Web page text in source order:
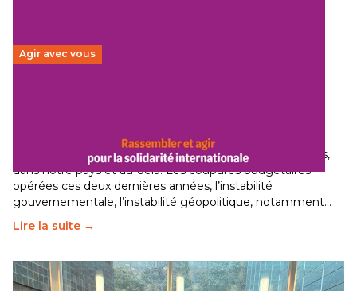
Agir avec vous
Le secteur humanitaire connaît des difficultés profondes,
dans notre pays et au-delà. Les coupures budgétaires
opérées ces deux dernières années, l’instabilité
gouvernementale, l’instabilité géopolitique, notamment…
Lire la suite →